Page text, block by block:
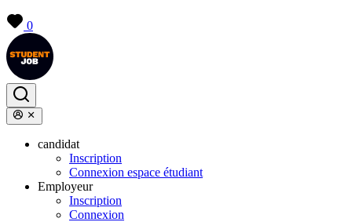
0
candidat
Inscription
Connexion espace étudiant
Employeur
Inscription
Connexion